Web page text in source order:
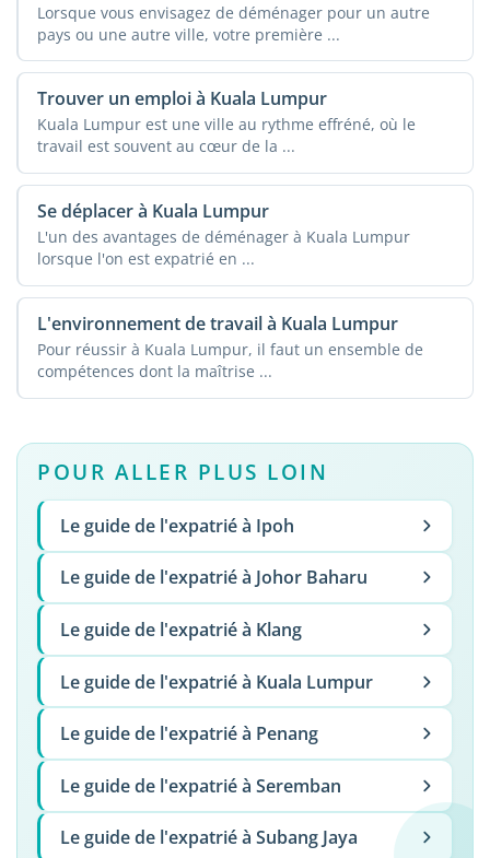
Lorsque vous envisagez de déménager pour un autre
pays ou une autre ville, votre première ...
Trouver un emploi à Kuala Lumpur
Kuala Lumpur est une ville au rythme effréné, où le
travail est souvent au cœur de la ...
Se déplacer à Kuala Lumpur
L'un des avantages de déménager à Kuala Lumpur
lorsque l'on est expatrié en ...
L'environnement de travail à Kuala Lumpur
Pour réussir à Kuala Lumpur, il faut un ensemble de
compétences dont la maîtrise ...
POUR ALLER PLUS LOIN
Le guide de l'expatrié à Ipoh
Le guide de l'expatrié à Johor Baharu
Le guide de l'expatrié à Klang
Le guide de l'expatrié à Kuala Lumpur
Le guide de l'expatrié à Penang
Le guide de l'expatrié à Seremban
Le guide de l'expatrié à Subang Jaya